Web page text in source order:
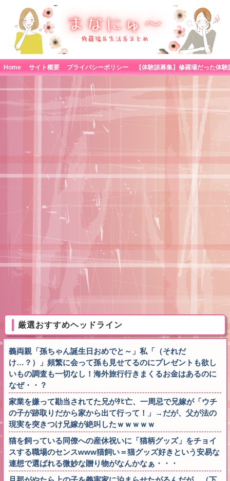
Home サイト概要 プライバシーポリシー
厳選おすすめヘッドライン
義両親「孫ちゃん誕生日おめでと～」私「（それだ
け…？）」頻繁に会って孫も見せてるのにプレゼントも欲し
いもの調査も一切なし！海外旅行行きまくるお金はあるのに
なぜ・・？
家業を嫌って勘当されてた兄がﾀﾋ亡、一周忌で兄嫁が「ウチ
の子が跡取りだから家から出て行って！」→だが、父が法の
現実を突きつけ兄嫁が絶叫したｗｗｗｗｗ
猫を飼っている同僚への産休祝いに「猫柄グッズ」をチョイ
スする職場のセンスwww猫飼い＝猫グッズ好きという安易な
連想で選ばれる微妙な贈り物がなんかなぁ・・・